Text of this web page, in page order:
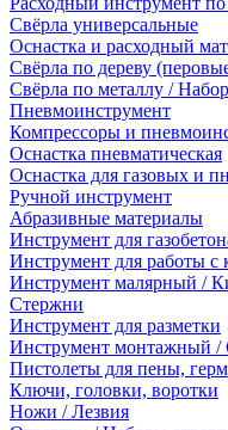
Свёрла универсальные
Оснастка и расходный
Свёрла по дереву
Свёрла по металлу /
Пневмоинструмент
Компрессоры и
Оснастка пневматическая
Оснастка для газовых и
Ручной инструмент
Абразивные материалы
Инструмент для
Инструмент для работы с
Инструмент малярный /
Стержни
Инструмент для разметки
Инструмент монтажный /
Пистолеты для пены,
Ключи, головки, воротки
Ножи / Лезвия